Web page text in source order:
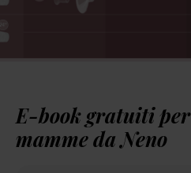
E-book gratuiti per
mamme da Neno